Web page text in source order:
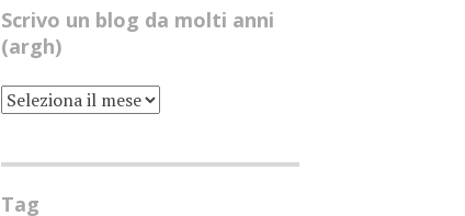
Scrivo un blog da molti anni
(argh)
SCRIVO
UN
MOLTI
(ARGH)
Tag